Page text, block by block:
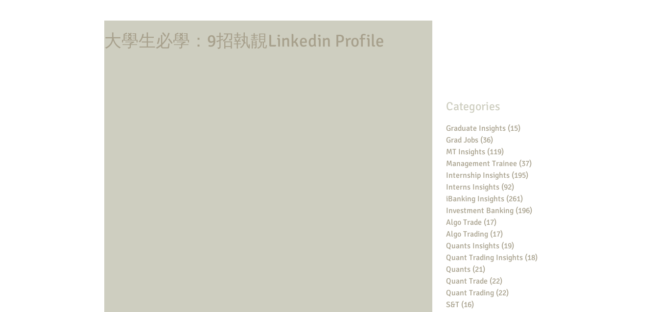
大學生必學：9招執靚Linkedin Profile
Categories
Graduate Insights (15)
Grad Jobs (36)
MT Insights (119)
Management Trainee (37)
Internship Insights (195)
Interns Insights (92)
iBanking Insights (261)
Investment Banking (196)
Algo Trade (17)
Algo Trading (17)
Quants Insights (19)
Quant Trading Insights (18)
Quants (21)
Quant Trade (22)
Quant Trading (22)
S&T (16)